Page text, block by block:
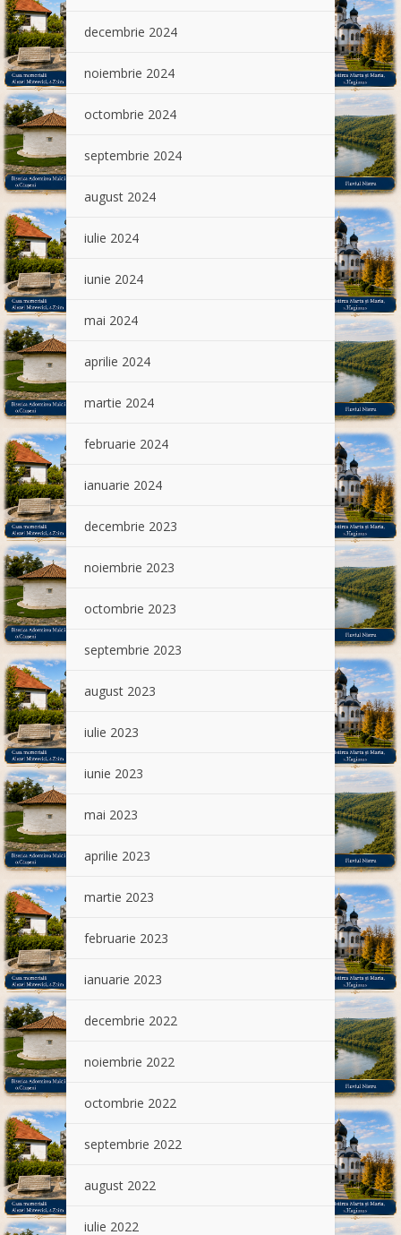
decembrie 2024
noiembrie 2024
octombrie 2024
septembrie 2024
august 2024
iulie 2024
iunie 2024
mai 2024
aprilie 2024
martie 2024
februarie 2024
ianuarie 2024
decembrie 2023
noiembrie 2023
octombrie 2023
septembrie 2023
august 2023
iulie 2023
iunie 2023
mai 2023
aprilie 2023
martie 2023
februarie 2023
ianuarie 2023
decembrie 2022
noiembrie 2022
octombrie 2022
septembrie 2022
august 2022
iulie 2022